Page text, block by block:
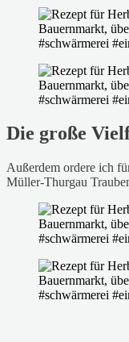
Die große
Außerdem ordere ich
Müller-Thurgau